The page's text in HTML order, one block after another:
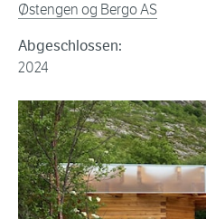
Østengen og Bergo AS
Abgeschlossen:
2024